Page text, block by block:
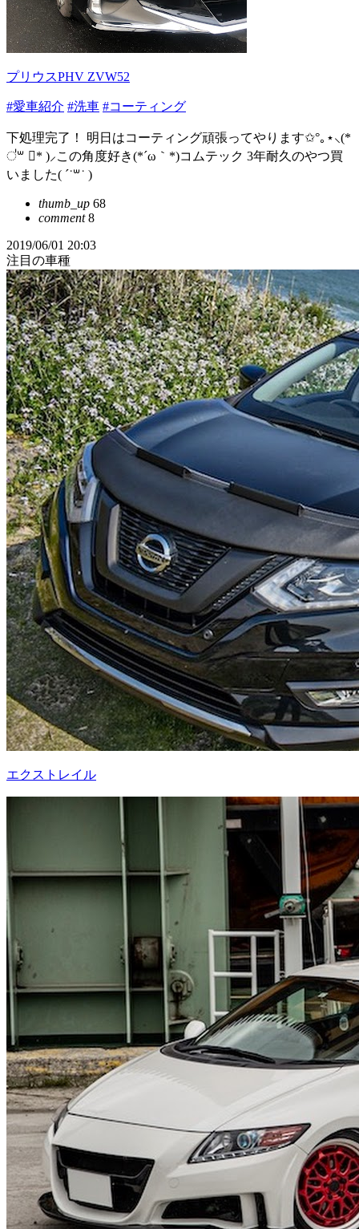
プリウスPHV ZVW52
#愛車紹介 #洗車 #コーティング
下処理完了！ 明日はコーティング頑張ってやります✩°｡⋆⸜(*
॑꒳ ॑* )⸝この角度好き(*´ω｀*)コムテック 3年耐久のやつ買
いました( ´˙꒳˙ )
thumb_up 68
comment8
2019/06/01 20:03
注目の車種
エクストレイル